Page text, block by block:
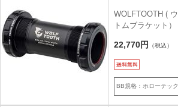
WOLFTOOTH (
トムブラケット
22,770円 （税込）
BB規格：ホローテッ